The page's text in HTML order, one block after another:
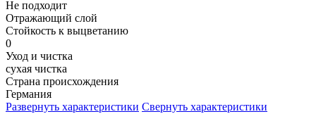
Не подходит
Отражающий слой
Стойкость к выцветанию
0
Уход и чистка
сухая чистка
Страна происхождения
Германия
Развернуть характеристики Свернуть характеристики